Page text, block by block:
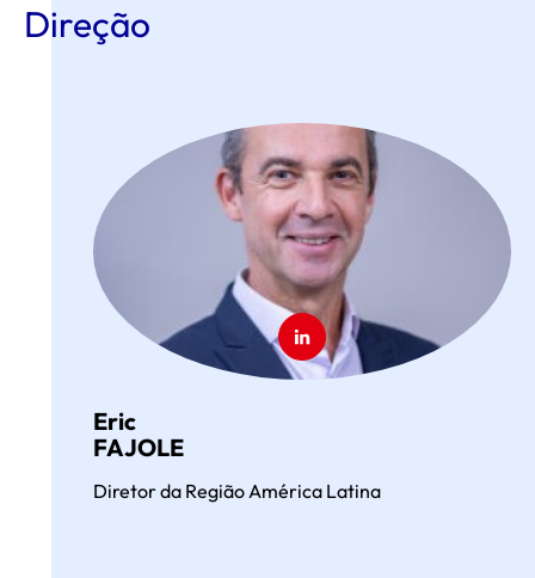
Direção
Eric
FAJOLE
Diretor da Região América Latina